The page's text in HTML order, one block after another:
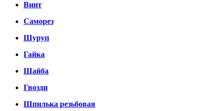
Винт
Саморез
Шуруп
Гайка
Шайба
Гвозди
Шпилька резьбовая